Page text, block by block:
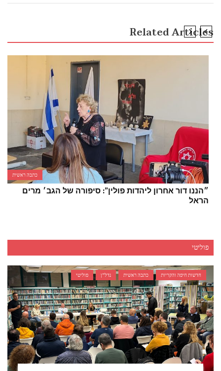
Related Articles
כתבה ראשית
״הננו דור אחרון ליהדות פולין”: סיפורה של הגב׳ מרים
הראל
פוליטי
חדשות חיפה והקריות כתבה ראשית נדל"ן פוליטי